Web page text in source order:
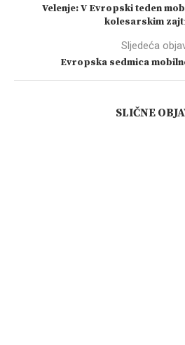
Velenje: V Evropski teden
kolesarskim
Sljedeća
Evropska sedmica
SLIČNE